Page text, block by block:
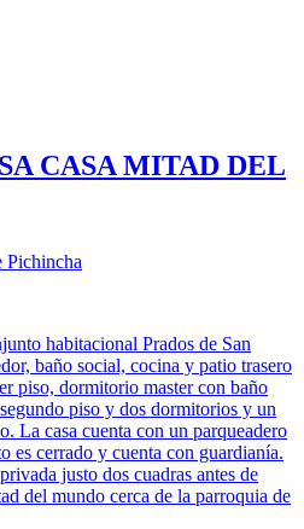
CASA MITAD DEL
Pichincha
habitacional Prados de San
baño social, cocina y patio trasero
piso, dormitorio master con baño
piso y dos dormitorios y un
La casa cuenta con un parqueadero
es cerrado y cuenta con guardianía.
justo dos cuadras antes de
del mundo cerca de la parroquia de